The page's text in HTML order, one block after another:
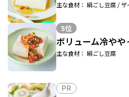
主な食材： 絹ごし豆腐 / ザ
5位
ボリューム冷やや
主な食材： 絹ごし豆腐
PR